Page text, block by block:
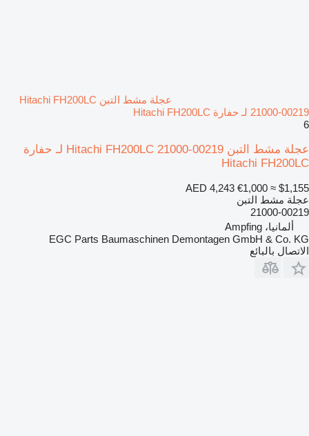
عجلة مشط التبن Hitachi FH200LC
21000-00219 لـ حفارة Hitachi FH200LC
6
عجلة مشط التبن Hitachi FH200LC 21000-00219 لـ حفارة
Hitachi FH200LC
AED 4,243 €1,000 ≈ $1,155
عجلة مشط التبن
21000-00219
ألمانيا، Ampfing
EGC Parts Baumaschinen Demontagen GmbH & Co. KG
الاتصال بالبائع